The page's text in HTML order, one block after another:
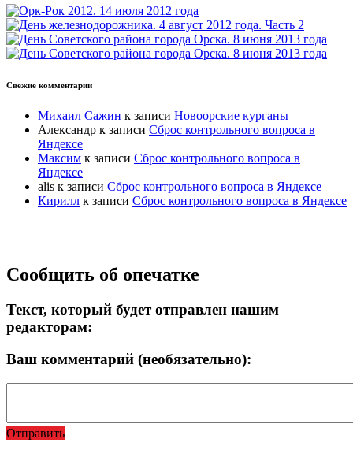
Свежие комментарии
Михаил Сажин к записи Новоорские курганы
Александр к записи Сброс контрольного вопроса в
Яндексе
Максим к записи Сброс контрольного вопроса в
Яндексе
alis к записи Сброс контрольного вопроса в Яндексе
Кирилл к записи Сброс контрольного вопроса в Яндексе
Прокрутка
вверх
Сообщить об опечатке
Текст, который будет отправлен нашим
редакторам:
Ваш комментарий (необязательно):
Отправить